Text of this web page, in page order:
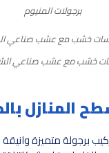
برجولات المنيوم
خشب مع عشب صناعي
المنازل
برجولة متميزة